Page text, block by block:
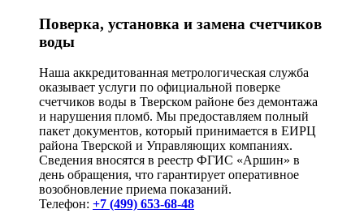
Поверка, установка и замена счетчиков
воды
Наша аккредитованная метрологическая служба
оказывает услуги по официальной поверке
счетчиков воды в Тверском районе без демонтажа
и нарушения пломб. Мы предоставляем полный
пакет документов, который принимается в ЕИРЦ
района Тверской и Управляющих компаниях.
Сведения вносятся в реестр ФГИС «Аршин» в
день обращения, что гарантирует оперативное
возобновление приема показаний.
Телефон: +7 (499) 653-68-48